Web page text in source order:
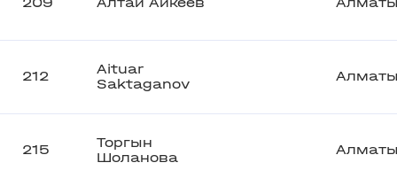
209 Алтай Айкеев
212
Aituar
Saktaganov
215
Торгын
Шоланова